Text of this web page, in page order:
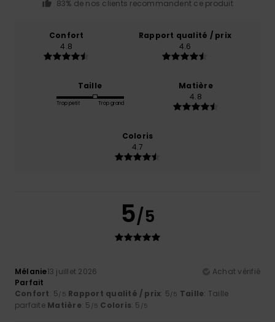
83% de nos clients recommandent ce produit
Confort
4.8
Rapport qualité / prix
4.6
Taille
Trop petit Trop grand
Matière
4.8
Coloris
4.7
5/5
Mélanie13 juillet 2026
Achat vérifié
Parfait
Confort: 5/5 Rapport qualité / prix: 5/5 Taille: Taille
parfaite Matière: 5 /5 Coloris: 5 /5